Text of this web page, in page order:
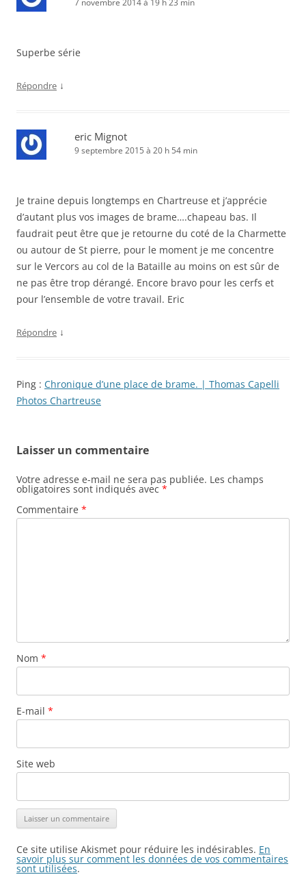
7 novembre 2014 à 19 h 23 min
Superbe série
Répondre ↓
eric Mignot
9 septembre 2015 à 20 h 54 min
Je traine depuis longtemps en Chartreuse et j’apprécie
d’autant plus vos images de brame….chapeau bas. Il
faudrait peut être que je retourne du coté de la Charmette
ou autour de St pierre, pour le moment je me concentre
sur le Vercors au col de la Bataille au moins on est sûr de
ne pas être trop dérangé. Encore bravo pour les cerfs et
pour l’ensemble de votre travail. Eric
Répondre ↓
Ping : Chronique d’une place de brame. | Thomas Capelli
Photos Chartreuse
Laisser un commentaire
Votre adresse e-mail ne sera pas publiée. Les champs
obligatoires sont indiqués avec *
Commentaire *
Nom *
E-mail *
Site web
Ce site utilise Akismet pour réduire les indésirables. En
savoir plus sur comment les données de vos commentaires
sont utilisées.